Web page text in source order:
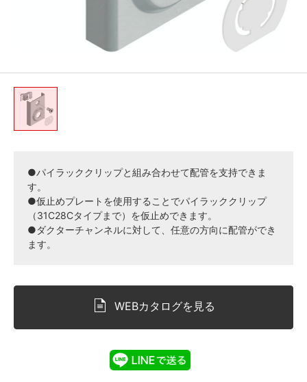
●パイラッククリップと組み合わせて配管を支持できま
す。
●仮止めプレートを使用することでパイラッククリップ
（31C28Cタイプまで）を仮止めできます。
●ダクターチャンネルに対して、任意の方向に配管ができ
ます。
WEBカタログを見る